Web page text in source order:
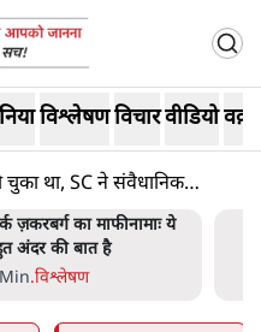
विश्लेषणविचारवीडियो
था, SC ने संवैधानिक
योगेंद्र यादव
ज़करबर्ग का माफीनामाः ये
अंदर की बात है
.विश्लेषण